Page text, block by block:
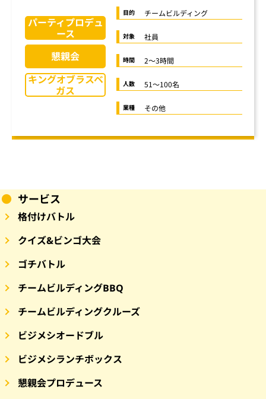
パーティプロデュ
ース
懇親会
キングオブラスベ
ガス
目的 チームビルディング
対象 社員
時間 2〜3時間
人数 51〜100名
業種 その他
サービス
格付けバトル
クイズ&ビンゴ大会
ゴチバトル
チームビルディングBBQ
チームビルディングクルーズ
ビジメシオードブル
ビジメシランチボックス
懇親会プロデュース